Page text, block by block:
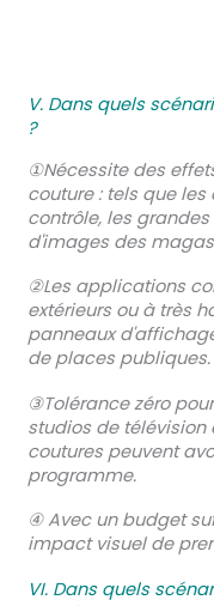
V. Dans quels
?
①Nécessite des
couture : tels que
contrôle, les
d'images des
②Les applications
extérieurs ou à très
panneaux
de places publiques.
③Tolérance zéro
studios de télévision
coutures peuvent
programme.
④ Avec un budget
impact visuel de
VI. Dans quels